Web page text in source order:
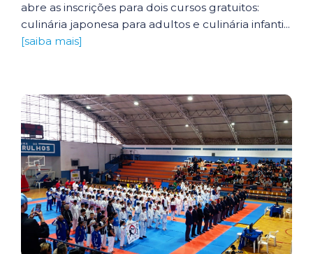
abre as inscrições para dois cursos gratuitos:
culinária japonesa para adultos e culinária infanti...
[saiba mais]